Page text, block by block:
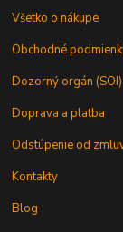
Všetko o nákupe
Obchodné
Dozorný orgán (SOI)
Doprava a platba
Odstúpenie od
Kontakty
Blog